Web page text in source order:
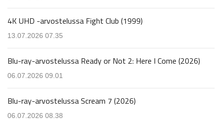
4K UHD -arvostelussa Fight Club (1999)
13.07.2026 07.35
Blu-ray-arvostelussa Ready or Not 2: Here I Come (2026)
06.07.2026 09.01
Blu-ray-arvostelussa Scream 7 (2026)
06.07.2026 08.38